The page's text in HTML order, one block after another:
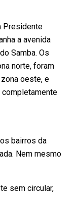
Presidente
a avenida
Samba. Os
norte, foram
oeste, e
completamente
bairros da
Nem mesmo
sem circular,